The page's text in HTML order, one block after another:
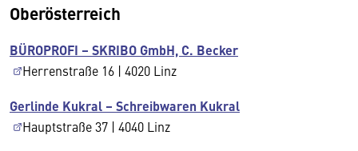
Oberösterreich
BÜROPROFI – SKRIBO GmbH, C. Becker
Herrenstraße 16 | 4020 Linz
Gerlinde Kukral – Schreibwaren Kukral
Hauptstraße 37 | 4040 Linz